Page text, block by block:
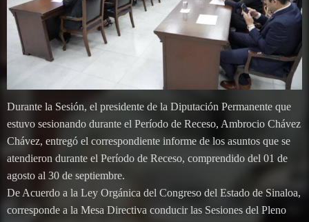
Durante la Sesión, el presidente de la Diputación Permanente que
estuvo sesionando durante el Período de Receso, Ambrocio Chávez
Chávez, entregó el correspondiente informe de los asuntos que se
atendieron durante el Período de Receso, comprendido del 01 de
agosto al 30 de septiembre.
De Acuerdo a la Ley Orgánica del Congreso del Estado de Sinaloa,
corresponde a la Mesa Directiva conducir las Sesiones del Pleno